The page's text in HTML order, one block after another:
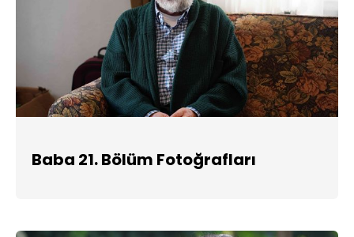
Baba 21. Bölüm Fotoğrafları